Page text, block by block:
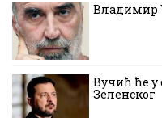
Владимир
Вучић ће у
Зеленског